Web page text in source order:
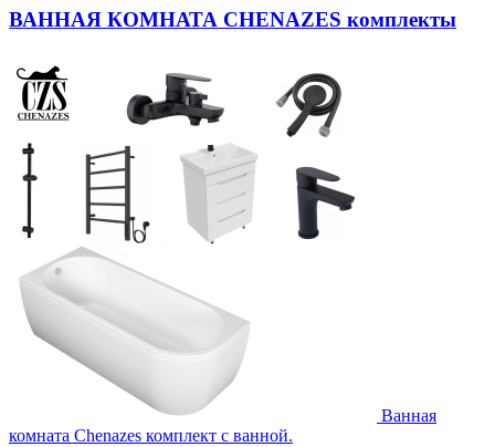
ВАННАЯ КОМНАТА CHENAZES комплекты
Ванная
комната Chenazes комплект с ванной.